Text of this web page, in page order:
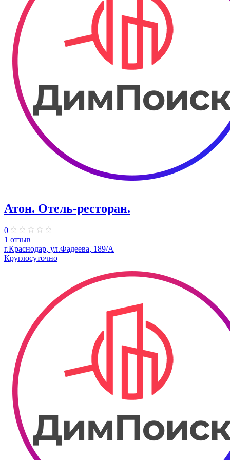
Атон. Отель-ресторан.
0
1 отзыв
г.Краснодар, ул.Фадеева, 189/А
Круглосуточно